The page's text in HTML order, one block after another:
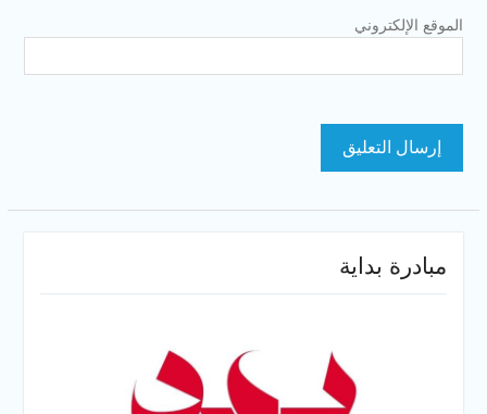
الموقع الإلكتروني
مبادرة بداية